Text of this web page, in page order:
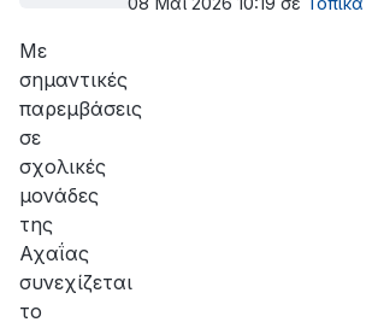
Με
σημαντικές
παρεμβάσεις
σε
σχολικές
μονάδες
της
Αχαΐας
συνεχίζεται
το